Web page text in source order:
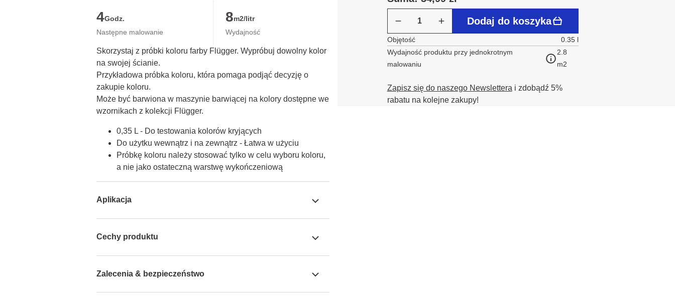
4Godz.
Następne malowanie
8m2/litr
Wydajność
Skorzystaj z próbki koloru farby Flügger. Wypróbuj dowolny kolor
na swojej ścianie.
Przykładowa próbka koloru, która pomaga podjąć decyzję o
zakupie koloru.
Może być barwiona w maszynie barwiącej na kolory dostępne we
wzornikach z kolekcji Flügger.
0,35 L - Do testowania kolorów kryjących
Do użytku wewnątrz i na zewnątrz - Łatwa w użyciu
Próbkę koloru należy stosować tylko w celu wyboru koloru,
a nie jako ostateczną warstwę wykończeniową
Aplikacja
Cechy produktu
Zalecenia & bezpieczeństwo
Dodaj do koszyka
Objętość
0.35 l
Wydajność produktu przy jednokrotnym
malowaniu
2.8
m2
Zapisz się do naszego Newslettera i zdobądź 5%
rabatu na kolejne zakupy!